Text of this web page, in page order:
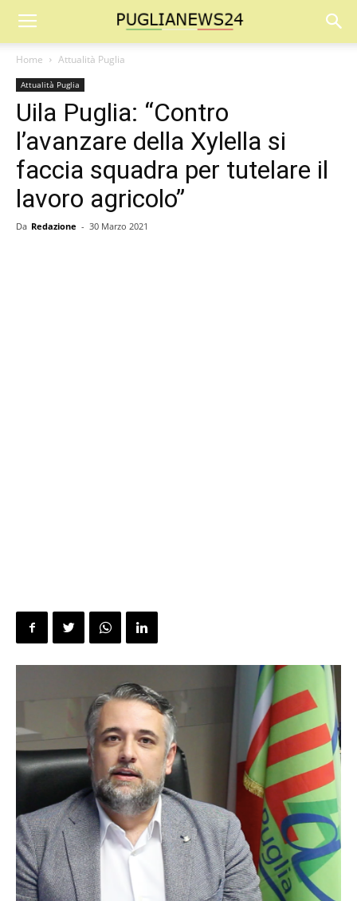
Home Attualità Puglia
Attualità Puglia
Uila Puglia: “Contro
l’avanzare della Xylella si
faccia squadra per tutelare il
lavoro agricolo”
Da Redazione - 30 Marzo 2021